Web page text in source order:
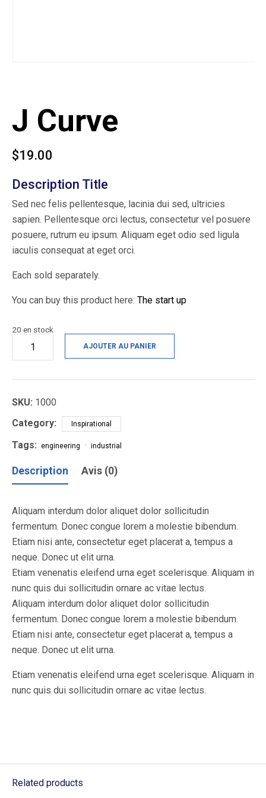
J Curve
$19.00
Description Title
Sed nec felis pellentesque, lacinia dui sed, ultricies
sapien. Pellentesque orci lectus, consectetur vel posuere
posuere, rutrum eu ipsum. Aliquam eget odio sed ligula
iaculis consequat at eget orci.
Each sold separately.
You can buy this product here: The start up
20 en stock
Curve
AJOUTER AU PANIER
SKU: 1000
Category:
Inspirational
Tags: engineering industrial
Description Avis (0)
Aliquam interdum dolor aliquet dolor sollicitudin
fermentum. Donec congue lorem a molestie bibendum.
Etiam nisi ante, consectetur eget placerat a, tempus a
neque. Donec ut elit urna.
Etiam venenatis eleifend urna eget scelerisque. Aliquam in
nunc quis dui sollicitudin ornare ac vitae lectus.
Aliquam interdum dolor aliquet dolor sollicitudin
fermentum. Donec congue lorem a molestie bibendum.
Etiam nisi ante, consectetur eget placerat a, tempus a
neque. Donec ut elit urna.
Etiam venenatis eleifend urna eget scelerisque. Aliquam in
nunc quis dui sollicitudin ornare ac vitae lectus.
Related products